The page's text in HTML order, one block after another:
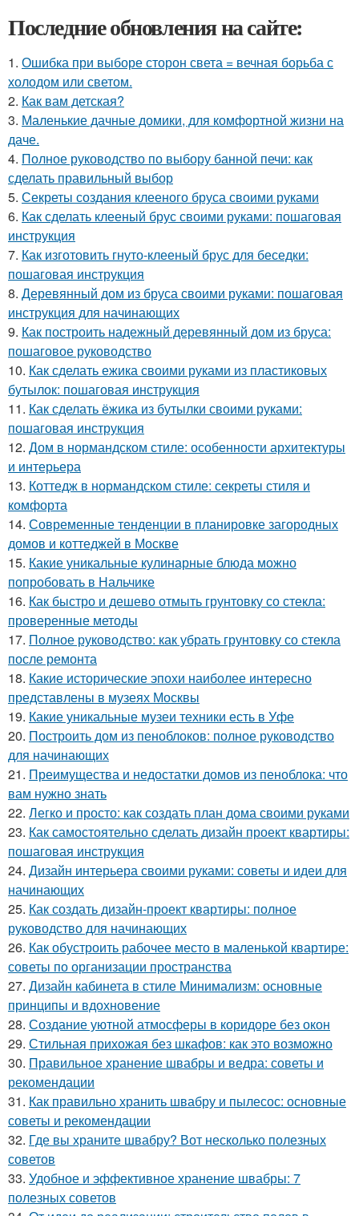
Последние обновления на сайте:
1. Ошибка при выборе сторон света = вечная борьба с
холодом или светом.
2. Как вам детская?
3. Маленькие дачные домики, для комфортной жизни на
даче.
4. Полное руководство по выбору банной печи: как
сделать правильный выбор
5. Секреты создания клееного бруса своими руками
6. Как сделать клееный брус своими руками: пошаговая
инструкция
7. Как изготовить гнуто-клееный брус для беседки:
пошаговая инструкция
8. Деревянный дом из бруса своими руками: пошаговая
инструкция для начинающих
9. Как построить надежный деревянный дом из бруса:
пошаговое руководство
10. Как сделать ежика своими руками из пластиковых
бутылок: пошаговая инструкция
11. Как сделать ёжика из бутылки своими руками:
пошаговая инструкция
12. Дом в нормандском стиле: особенности архитектуры
и интерьера
13. Коттедж в нормандском стиле: секреты стиля и
комфорта
14. Современные тенденции в планировке загородных
домов и коттеджей в Москве
15. Какие уникальные кулинарные блюда можно
попробовать в Нальчике
16. Как быстро и дешево отмыть грунтовку со стекла:
проверенные методы
17. Полное руководство: как убрать грунтовку со стекла
после ремонта
18. Какие исторические эпохи наиболее интересно
представлены в музеях Москвы
19. Какие уникальные музеи техники есть в Уфе
20. Построить дом из пеноблоков: полное руководство
для начинающих
21. Преимущества и недостатки домов из пеноблока: что
вам нужно знать
22. Легко и просто: как создать план дома своими руками
23. Как самостоятельно сделать дизайн проект квартиры:
пошаговая инструкция
24. Дизайн интерьера своими руками: советы и идеи для
начинающих
25. Как создать дизайн-проект квартиры: полное
руководство для начинающих
26. Как обустроить рабочее место в маленькой квартире:
советы по организации пространства
27. Дизайн кабинета в стиле Минимализм: основные
принципы и вдохновение
28. Создание уютной атмосферы в коридоре без окон
29. Стильная прихожая без шкафов: как это возможно
30. Правильное хранение швабры и ведра: советы и
рекомендации
31. Как правильно хранить швабру и пылесос: основные
советы и рекомендации
32. Где вы храните швабру? Вот несколько полезных
советов
33. Удобное и эффективное хранение швабры: 7
полезных советов